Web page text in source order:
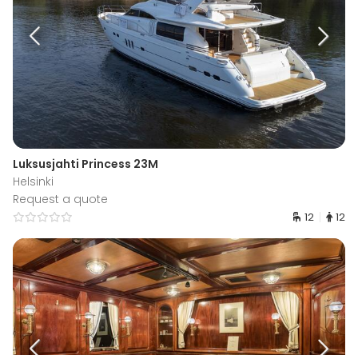
Luksusjahti Princess 23M
Helsinki
Request a quote
12 12